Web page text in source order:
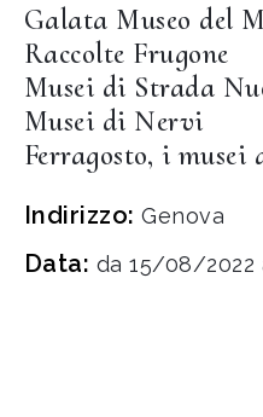
Galata Museo del
Raccolte Frugone
Musei di Strada
Musei di Nervi
Ferragosto, i
Indirizzo:Genova
Data: da 15/08/2022